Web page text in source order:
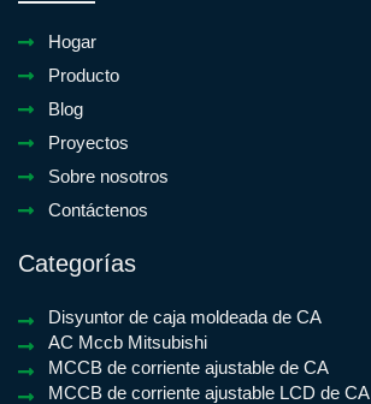
Hogar
Producto
Blog
Proyectos
Sobre nosotros
Contáctenos
Categorías
Disyuntor de caja moldeada de CA
AC Mccb Mitsubishi
MCCB de corriente ajustable de CA
MCCB de corriente ajustable LCD de CA